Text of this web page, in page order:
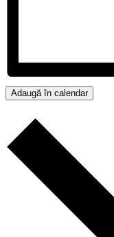
Adaugă în calendar